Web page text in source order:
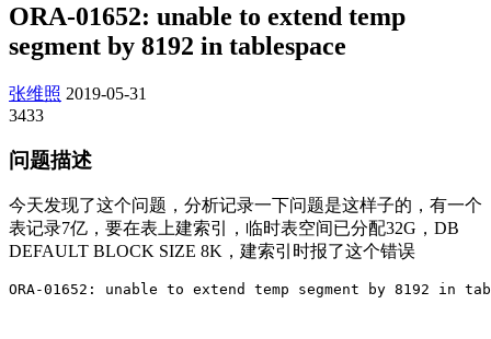
ORA-01652: unable to extend temp
segment by 8192 in tablespace
张维照 2019-05-31
3433
问题描述
今天发现了这个问题，分析记录一下问题是这样子的，有一个
表记录7亿，要在表上建索引，临时表空间已分配32G，DB
DEFAULT BLOCK SIZE 8K，建索引时报了这个错误
ORA-01652: unable to extend temp segment by 8192 in